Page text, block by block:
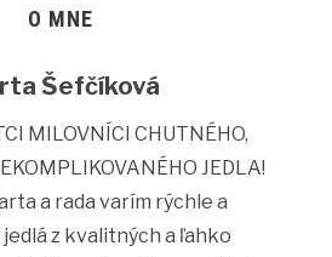
O MNE
Šefčíková
MILOVNÍCI CHUTNÉHO,
JEDLA!
a rada varím rýchle a
z kvalitných a ľahko